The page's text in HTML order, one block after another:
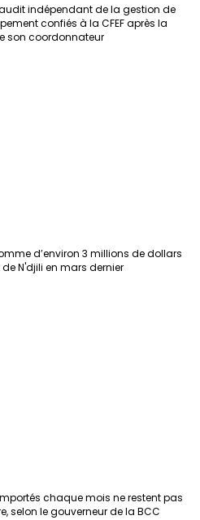
audit indépendant de la gestion de
confiés à la CFEF après la
son coordonnateur
d’environ 3 millions de dollars
N'djili en mars dernier
chaque mois ne restent pas
selon le gouverneur de la BCC